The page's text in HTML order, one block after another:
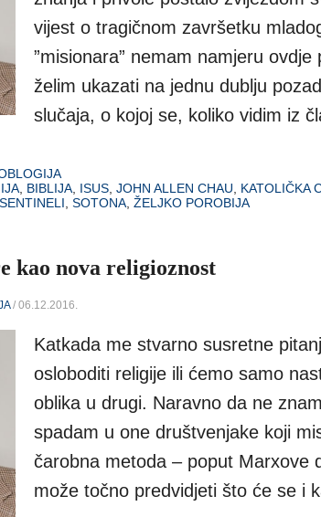
vijest o tragičnom završetku
”misionara” nemam namjeru
želim ukazati na jednu dublju
slučaja, o kojoj se, koliko vidim iz
BIBLIJA ISUS JOHN ALLEN CHAU KATOLIČKA
SENTINELI SOTONA ŽELJKO POROBIJA
kao nova religioznost
/ 06.12.2016.
Katkada me stvarno susretne
osloboditi religije ili ćemo samo
oblika u drugi. Naravno da ne
spadam u one društvenjake koji
čarobna metoda – poput Marxove
može točno predvidjeti što će se i